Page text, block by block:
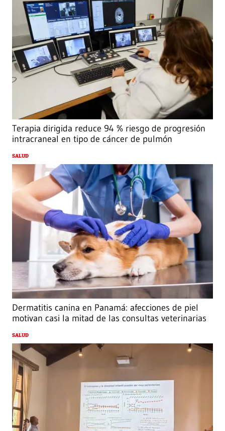
Terapia dirigida reduce 94 % riesgo de progresión
intracraneal en tipo de cáncer de pulmón
SALUD
Dermatitis canina en Panamá: afecciones de piel
motivan casi la mitad de las consultas veterinarias
SALUD